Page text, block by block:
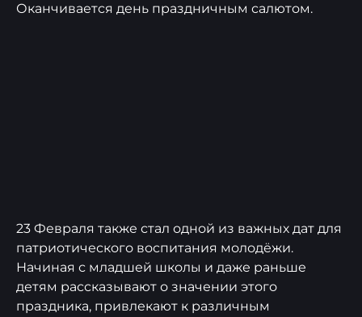
Оканчивается день праздничным салютом.
23 Февраля также стал одной из важных дат для
патриотического воспитания молодёжи.
Начиная с младшей школы и даже раньше
детям рассказывают о значении этого
праздника, привлекают к различным